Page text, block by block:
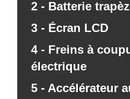
2 - Batterie
3 - Écran LCD
4 - Freins à
électrique
5 - Accélérateur